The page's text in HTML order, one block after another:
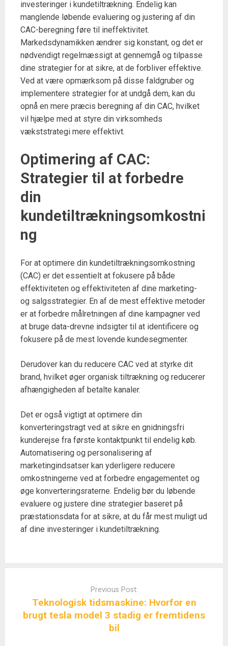
investeringer i kundetiltrækning. Endelig kan
manglende løbende evaluering og justering af din
CAC-beregning føre til ineffektivitet.
Markedsdynamikken ændrer sig konstant, og det er
nødvendigt regelmæssigt at gennemgå og tilpasse
dine strategier for at sikre, at de forbliver effektive.
Ved at være opmærksom på disse faldgruber og
implementere strategier for at undgå dem, kan du
opnå en mere præcis beregning af din CAC, hvilket
vil hjælpe med at styre din virksomheds
vækststrategi mere effektivt.
Optimering af CAC:
Strategier til at forbedre
din
kundetiltrækningsomkostni
ng
For at optimere din kundetiltrækningsomkostning
(CAC) er det essentielt at fokusere på både
effektiviteten og effektiviteten af dine marketing-
og salgsstrategier. En af de mest effektive metoder
er at forbedre målretningen af dine kampagner ved
at bruge data-drevne indsigter til at identificere og
fokusere på de mest lovende kundesegmenter.
Derudover kan du reducere CAC ved at styrke dit
brand, hvilket øger organisk tiltrækning og reducerer
afhængigheden af betalte kanaler.
Det er også vigtigt at optimere din
konverteringstragt ved at sikre en gnidningsfri
kunderejse fra første kontaktpunkt til endelig køb.
Automatisering og personalisering af
marketingindsatser kan yderligere reducere
omkostningerne ved at forbedre engagementet og
øge konverteringsraterne. Endelig bør du løbende
evaluere og justere dine strategier baseret på
præstationsdata for at sikre, at du får mest muligt ud
af dine investeringer i kundetiltrækning.
Previous Post:
Teknologisk tidsmaskine: Hvorfor en
brugt tesla model 3 stadig er fremtidens
bil